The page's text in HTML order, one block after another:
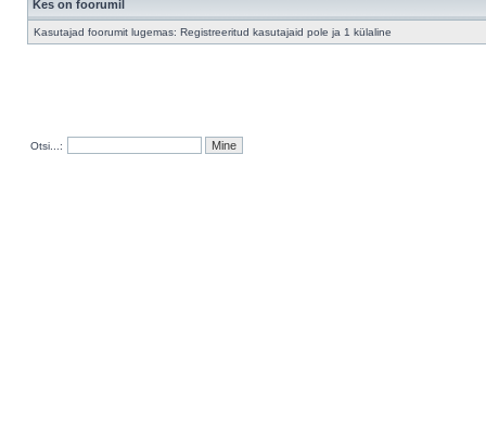
Kes on foorumil
Kasutajad foorumit lugemas: Registreeritud kasutajaid pole ja 1 külaline
Otsi...: